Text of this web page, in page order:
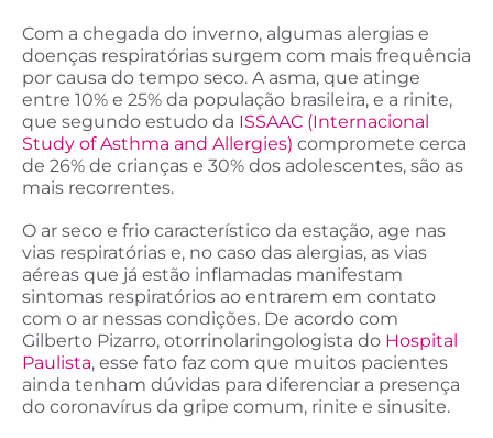
Com a chegada do inverno, algumas alergias e
doenças respiratórias surgem com mais frequência
por causa do tempo seco. A asma, que atinge
entre 10% e 25% da população brasileira, e a rinite,
que segundo estudo da ISSAAC (Internacional
Study of Asthma and Allergies) compromete cerca
de 26% de crianças e 30% dos adolescentes, são as
mais recorrentes.
O ar seco e frio característico da estação, age nas
vias respiratórias e, no caso das alergias, as vias
aéreas que já estão inflamadas manifestam
sintomas respiratórios ao entrarem em contato
com o ar nessas condições. De acordo com
Gilberto Pizarro, otorrinolaringologista do Hospital
Paulista, esse fato faz com que muitos pacientes
ainda tenham dúvidas para diferenciar a presença
do coronavírus da gripe comum, rinite e sinusite.